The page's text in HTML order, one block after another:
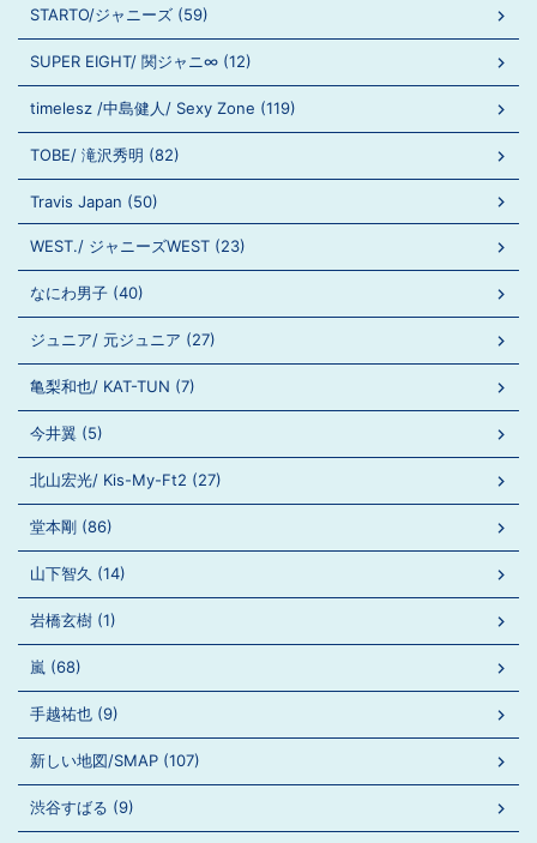
STARTO/ジャニーズ (59)
SUPER EIGHT/ 関ジャニ∞ (12)
timelesz /中島健人/ Sexy Zone (119)
TOBE/ 滝沢秀明 (82)
Travis Japan (50)
WEST./ ジャニーズWEST (23)
なにわ男子 (40)
ジュニア/ 元ジュニア (27)
亀梨和也/ KAT-TUN (7)
今井翼 (5)
北山宏光/ Kis-My-Ft2 (27)
堂本剛 (86)
山下智久 (14)
岩橋玄樹 (1)
嵐 (68)
手越祐也 (9)
新しい地図/SMAP (107)
渋谷すばる (9)